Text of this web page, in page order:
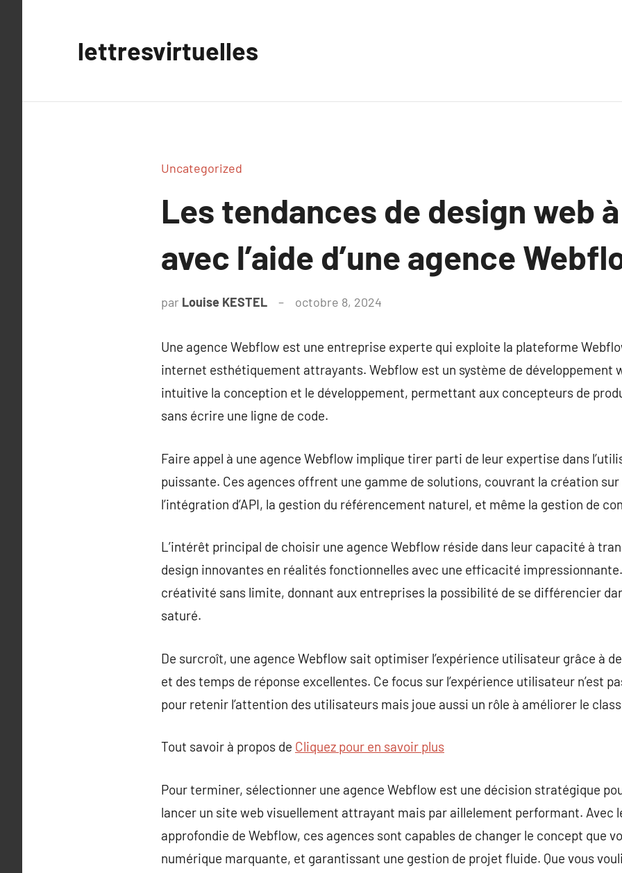
lettresvirtuelles
Uncategorized
Les tendances de design web
avec l’aide d’une agence
par Louise KESTEL octobre 8, 2024
Une agence Webflow est une entreprise experte qui exploite la plateforme
internet esthétiquement attrayants. Webflow est un système de développement
intuitive la conception et le développement, permettant aux concepteurs de
sans écrire une ligne de code.
Faire appel à une agence Webflow implique tirer parti de leur expertise dans
puissante. Ces agences offrent une gamme de solutions, couvrant la création
l’intégration d’API, la gestion du référencement naturel, et même la gestion de
L’intérêt principal de choisir une agence Webflow réside dans leur capacité à
design innovantes en réalités fonctionnelles avec une efficacité
créativité sans limite, donnant aux entreprises la possibilité de se différencier
saturé.
De surcroît, une agence Webflow sait optimiser l’expérience utilisateur grâce à
et des temps de réponse excellentes. Ce focus sur l’expérience utilisateur n’est
pour retenir l’attention des utilisateurs mais joue aussi un rôle à améliorer le
Tout savoir à propos de Cliquez pour en savoir plus
Pour terminer, sélectionner une agence Webflow est une décision stratégique
lancer un site web visuellement attrayant mais par aillelement performant. Avec
approfondie de Webflow, ces agences sont capables de changer le concept que
numérique marquante, et garantissant une gestion de projet fluide. Que vous